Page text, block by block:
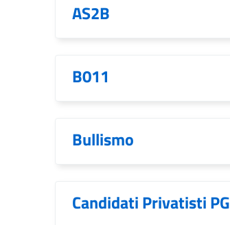
AS2B
B011
Bullismo
Candidati Privatisti PG